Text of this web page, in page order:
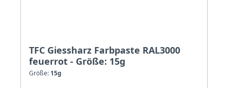
TFC Giessharz Farbpaste RAL3000
feuerrot - Größe: 15g
Größe: 15g